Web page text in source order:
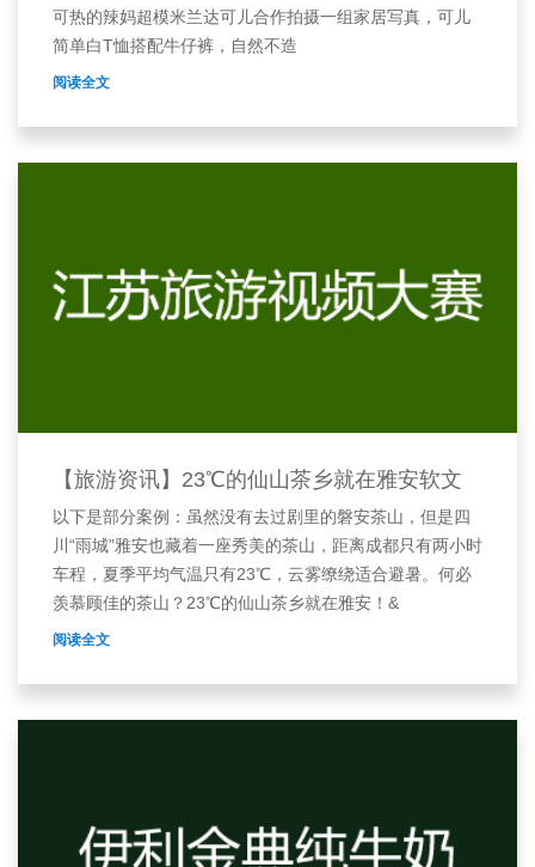
可热的辣妈超模米兰达可儿合作拍摄一组家居写真，可儿
简单白T恤搭配牛仔裤，自然不造
阅读全文
【旅游资讯】23℃的仙山茶乡就在雅安软文
以下是部分案例：虽然没有去过剧里的磐安茶山，但是四
川“雨城”雅安也藏着一座秀美的茶山，距离成都只有两小时
车程，夏季平均气温只有23℃，云雾缭绕适合避暑。何必
羡慕顾佳的茶山？23℃的仙山茶乡就在雅安！&
阅读全文